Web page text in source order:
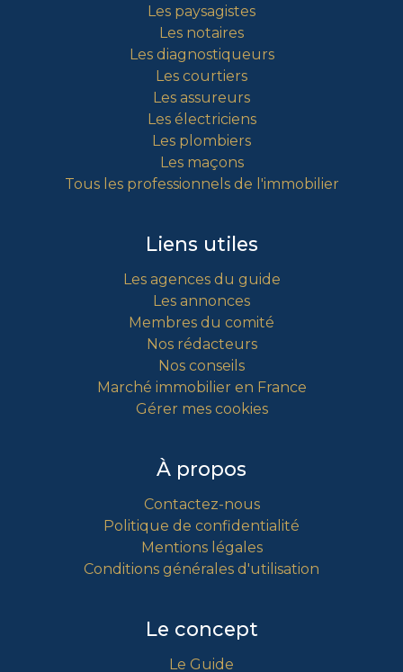
Les paysagistes
Les notaires
Les diagnostiqueurs
Les courtiers
Les assureurs
Les électriciens
Les plombiers
Les maçons
Tous les professionnels de l'immobilier
Liens utiles
Les agences du guide
Les annonces
Membres du comité
Nos rédacteurs
Nos conseils
Marché immobilier en France
Gérer mes cookies
À propos
Contactez-nous
Politique de confidentialité
Mentions légales
Conditions générales d'utilisation
Le concept
Le Guide